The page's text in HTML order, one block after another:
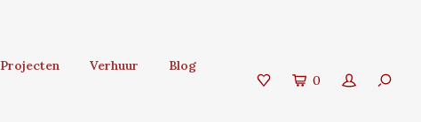
Projecten Verhuur
Blog
0